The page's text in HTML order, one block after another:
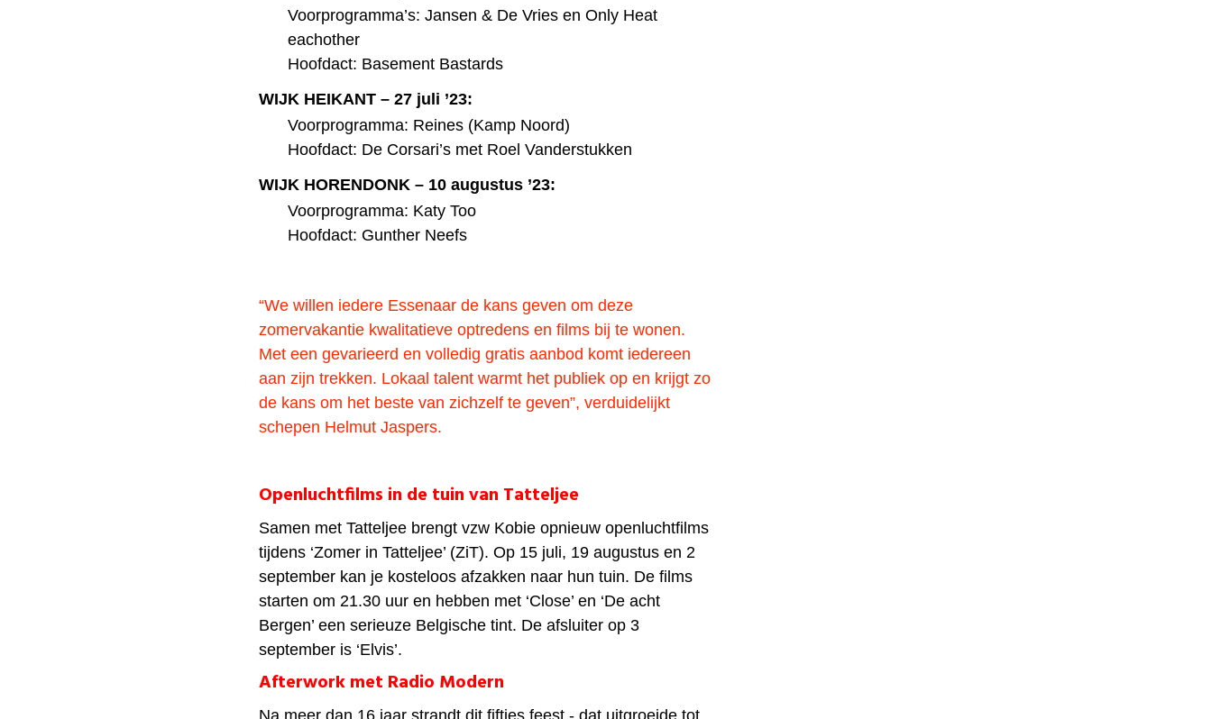
Voorprogramma’s: Jansen & De Vries en Only Heat
eachother
Hoofdact: Basement Bastards
WIJK HEIKANT – 27 juli ’23:
Voorprogramma: Reines (Kamp Noord)
Hoofdact: De Corsari’s met Roel Vanderstukken
WIJK HORENDONK – 10 augustus ’23:
Voorprogramma: Katy Too
Hoofdact: Gunther Neefs
“We willen iedere Essenaar de kans geven om deze
zomervakantie kwalitatieve optredens en films bij te wonen.
Met een gevarieerd en volledig gratis aanbod komt iedereen
aan zijn trekken. Lokaal talent warmt het publiek op en krijgt zo
de kans om het beste van zichzelf te geven”, verduidelijkt
schepen Helmut Jaspers.
Openluchtfilms in de tuin van Tatteljee
Samen met Tatteljee brengt vzw Kobie opnieuw openluchtfilms
tijdens ‘Zomer in Tatteljee’ (ZiT). Op 15 juli, 19 augustus en 2
september kan je kosteloos afzakken naar hun tuin. De films
starten om 21.30 uur en hebben met ‘Close’ en ‘De acht
Bergen’ een serieuze Belgische tint. De afsluiter op 3
september is ‘Elvis’.
Afterwork met Radio Modern